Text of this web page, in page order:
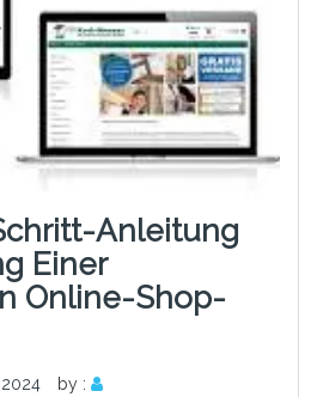
Anleitung
Einer
Online-Shop-
by :